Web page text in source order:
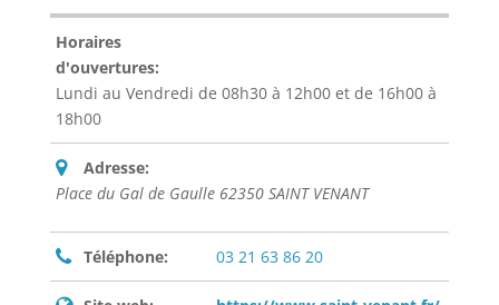
Horaires
d'ouvertures:
Lundi au Vendredi de 08h30 à 12h00 et de 16h00 à
18h00
Adresse:
Place du Gal de Gaulle 62350 SAINT VENANT
Téléphone: 03 21 63 86 20